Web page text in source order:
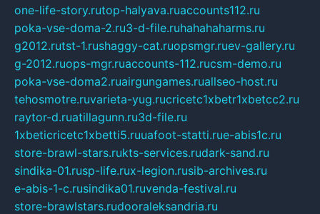
one-life-story.rutop-halyava.ruaccounts112.ru
poka-vse-doma-2.ru3-d-file.ruhahahaharms.ru
g2012.rutst-1.rushaggy-cat.ruopsmgr.ruev-gallery.ru
g-2012.ruops-mgr.ruaccounts-112.rucsm-demo.ru
poka-vse-doma2.ruairgungames.ruallseo-host.ru
tehosmotre.ruvarieta-yug.rucricetc1xbetr1xbetcc2.ru
raytor-d.ruatillagunn.ru3d-file.ru
1xbeticricetc1xbetti5.ruuafoot-statti.rue-abis1c.ru
store-brawl-stars.rukts-services.rudark-sand.ru
sindika-01.rusp-life.rux-legion.rusib-archives.ru
e-abis-1-c.rusindika01.ruvenda-festival.ru
store-brawlstars.rudooraleksandria.ru